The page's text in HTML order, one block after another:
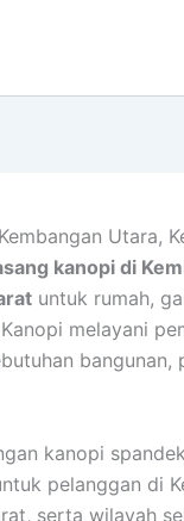
Utara,
kanopi di
untuk rumah,
melayani
kanopi
pelanggan di
serta wilayah